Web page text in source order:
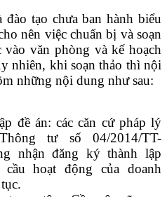
tạo chưa ban hành biểu
nên việc chuẩn bị và soạn
văn phòng và kế hoạch
nhiên, khi soạn thảo thì nội
những nội dung như sau:
đề án: các căn cứ pháp lý
tư số 04/2014/TT-
nhận đăng ký thành lập
hoạt động của doanh